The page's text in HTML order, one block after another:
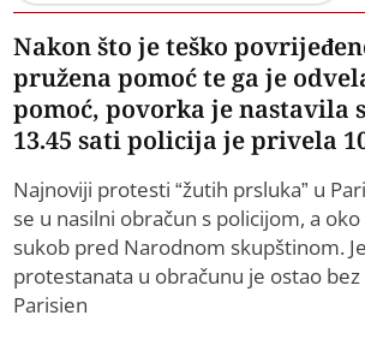
Nakon što je teško
pružena pomoć te ga je
pomoć, povorka je nastavila
13.45 sati policija je privela
Najnoviji protesti “žutih prsluka” u
se u nasilni obračun s policijom, a
sukob pred Narodnom skupštinom.
protestanata u obračunu je ostao
Parisien